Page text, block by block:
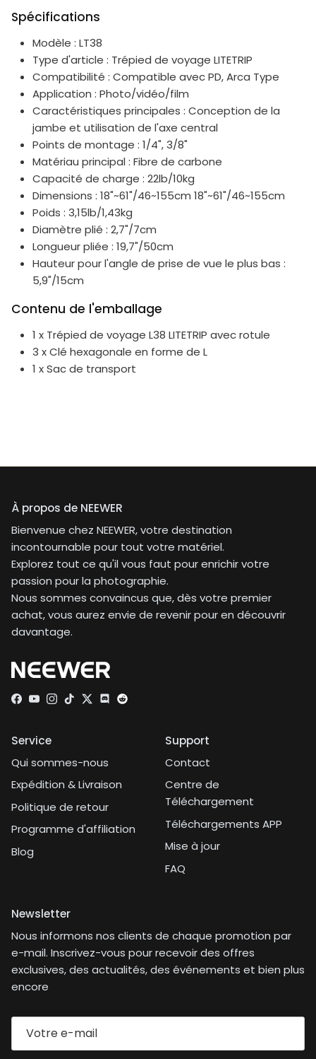
Spécifications
Modèle : LT38
Type d'article : Trépied de voyage LITETRIP
Compatibilité : Compatible avec PD, Arca Type
Application : Photo/vidéo/film
Caractéristiques principales : Conception de la
jambe et utilisation de l'axe central
Points de montage : 1/4", 3/8"
Matériau principal : Fibre de carbone
Capacité de charge : 22lb/10kg
Dimensions : 18"~61"/46~155cm 18"~61"/46~155cm
Poids : 3,15lb/1,43kg
Diamètre plié : 2,7"/7cm
Longueur pliée : 19,7"/50cm
Hauteur pour l'angle de prise de vue le plus bas :
5,9"/15cm
Contenu de l'emballage
1 x Trépied de voyage L38 LITETRIP avec rotule
3 x Clé hexagonale en forme de L
1 x Sac de transport
À propos de NEEWER
Bienvenue chez NEEWER, votre destination
incontournable pour tout votre matériel.
Explorez tout ce qu'il vous faut pour enrichir votre
passion pour la photographie.
Nous sommes convaincus que, dès votre premier
achat, vous aurez envie de revenir pour en découvrir
davantage.
Facebook
YouTube
Instagram
TikTokTwitter
Discord
Service
Qui sommes-nous
Expédition & Livraison
Politique de retour
Programme d'affiliation
Blog
Support
Contact
Centre de
Téléchargement
Téléchargements APP
Mise à jour
FAQ
Newsletter
Nous informons nos clients de chaque promotion par
e-mail. Inscrivez-vous pour recevoir des offres
exclusives, des actualités, des événements et bien plus
encore